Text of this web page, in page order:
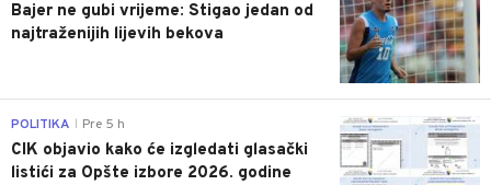
Bajer ne gubi vrijeme: Stigao jedan od
najtraženijih lijevih bekova
0
POLITIKA Pre 5 h
CIK objavio kako će izgledati glasački
listići za Opšte izbore 2026. godine